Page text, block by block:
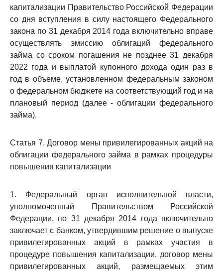
капитализации Правительство Российской Федерации
со дня вступления в силу настоящего Федерального
закона по 31 декабря 2014 года включительно вправе
осуществлять эмиссию облигаций федерального
займа со сроком погашения не позднее 31 декабря
2022 года и выплатой купонного дохода один раз в
год в объеме, установленном федеральным законом
о федеральном бюджете на соответствующий год и на
плановый период (далее - облигации федерального
займа).
Статья 7. Договор мены привилегированных акций на
облигации федерального займа в рамках процедуры
повышения капитализации
1. Федеральный орган исполнительной власти,
уполномоченный Правительством Российской
Федерации, по 31 декабря 2014 года включительно
заключает с банком, утвердившим решение о выпуске
привилегированных акций в рамках участия в
процедуре повышения капитализации, договор мены
привилегированных акций, размещаемых этим